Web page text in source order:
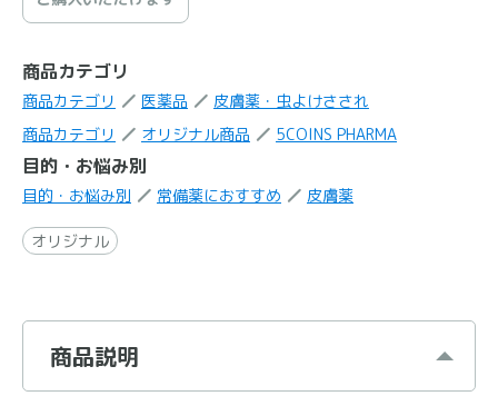
商品カテゴリ
商品カテゴリ 医薬品
皮膚薬・虫よけさされ
商品カテゴリ
オリジナル商品 5COINS PHARMA
目的・お悩み別
目的・お悩み別 常備薬におすすめ 皮膚薬
オリジナル
商品説明